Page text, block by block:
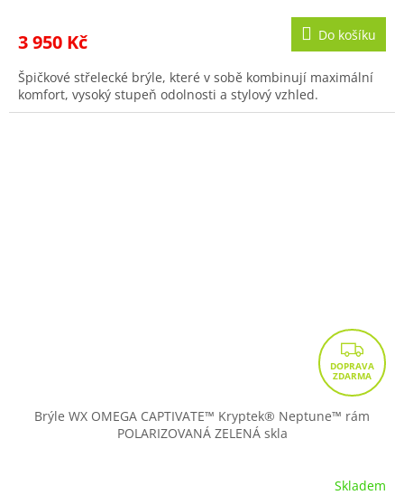
3 950 Kč Do košíku
Špičkové střelecké brýle, které v sobě kombinují maximální
komfort, vysoký stupeň odolnosti a stylový vzhled.
Z
D
A
R
Brýle WX OMEGA CAPTIVATE™ Kryptek® Neptune™ rám
POLARIZOVANÁ ZELENÁ skla
Skladem